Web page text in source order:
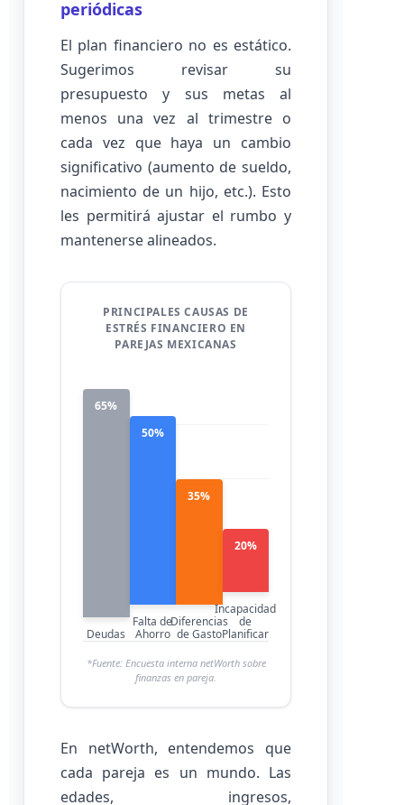
periódicas
El plan financiero no es estático.
Sugerimos revisar su
presupuesto y sus metas al
menos una vez al trimestre o
cada vez que haya un cambio
significativo (aumento de sueldo,
nacimiento de un hijo, etc.). Esto
les permitirá ajustar el rumbo y
mantenerse alineados.
PRINCIPALES CAUSAS DE
ESTRÉS FINANCIERO EN
PAREJAS MEXICANAS
65%
Deudas
50%
Falta de
Ahorro
35%
Diferencias
de Gasto
20%
Incapacidad
de
Planificar
*Fuente: Encuesta interna netWorth sobre
finanzas en pareja.
En netWorth, entendemos que
cada pareja es un mundo. Las
edades, ingresos,